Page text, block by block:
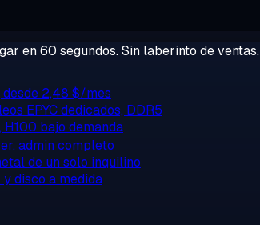
en 60 segundos. Sin laberinto de ventas.
desde 2,48 $/mes
EPYC dedicados, DDR5
H100 bajo demanda
admin completo
de un solo inquilino
y disco a medida